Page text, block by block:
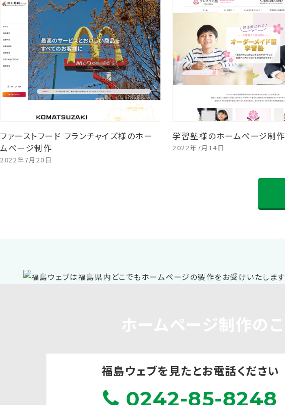
ファーストフード フランチャイズ様のホー
ムページ制作
2022年7月20日
学習塾様のホームページ制作
2022年7月14日
福島ウェブを見たとお電話ください
0242-85-8248